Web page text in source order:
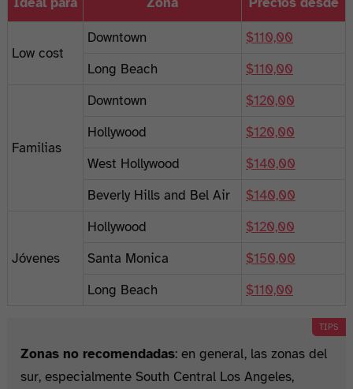
Low cost
Downtown
$110,00
Long Beach
$110,00
Familias
Downtown
$120,00
Hollywood
$120,00
West Hollywood
$140,00
Beverly Hills and Bel Air
$140,00
Jóvenes
Hollywood
$120,00
Santa Monica
$150,00
Long Beach
$110,00
Zonas no recomendadas: en general, las zonas del
sur, especialmente South Central Los Angeles,